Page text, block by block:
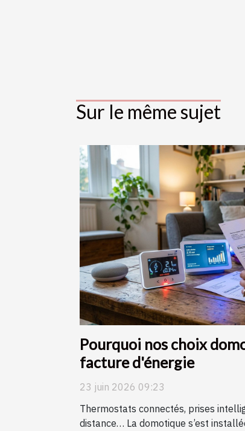
Sur le même sujet
Pourquoi nos choix
facture d'énergie
23 juin 2026 09:23
Thermostats connectés, prises
distance… La domotique s’est